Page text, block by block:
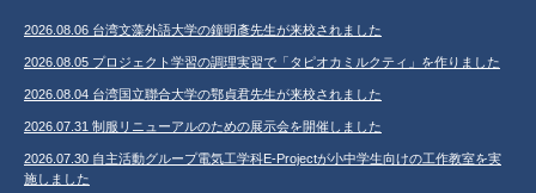
2026.08.06 台湾文藻外語大学の鐘明彥先生が来校されました
2026.08.05 プロジェクト学習の調理実習で「タピオカミルクティ」を作りました
2026.08.04 台湾国立聯合大学の鄂貞君先生が来校されました
2026.07.31 制服リニューアルのための展示会を開催しました
2026.07.30 自主活動グループ電気工学科E-Projectが小中学生向けの工作教室を実
施しました